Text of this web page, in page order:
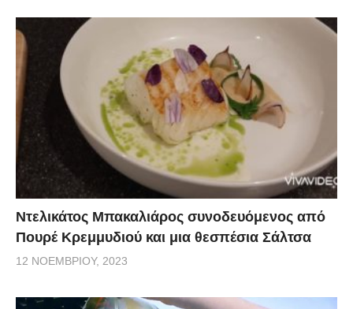
Ντελικάτος Μπακαλιάρος συνοδευόμενος από
Πουρέ Κρεμμυδιού και μια θεσπέσια Σάλτσα
12 ΝΟΕΜΒΡΊΟΥ, 2023